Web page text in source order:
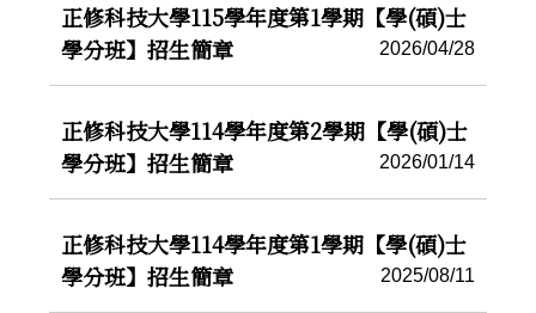
正修科技大學115學年度第1學期【學(碩)士
學分班】招生簡章
2026/04/28
正修科技大學114學年度第2學期【學(碩)士
學分班】招生簡章
2026/01/14
正修科技大學114學年度第1學期【學(碩)士
學分班】招生簡章
2025/08/11